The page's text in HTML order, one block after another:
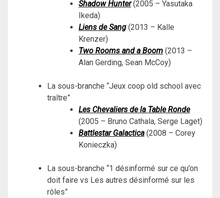
Shadow Hunter(2005 – Yasutaka
Ikeda)
Liens de Sang (2013 – Kalle
Krenzer)
Two Rooms and a Boom (2013 –
Alan Gerding, Sean McCoy)
La sous-branche “Jeux coop old school avec
traître”
Les Chevaliers de la Table Ronde
(2005 – Bruno Cathala, Serge Laget)
Battlestar Galactica(2008 – Corey
Konieczka)
La sous-branche “1 désinformé sur ce qu’on
doit faire vs Les autres désinformé sur les
rôles”